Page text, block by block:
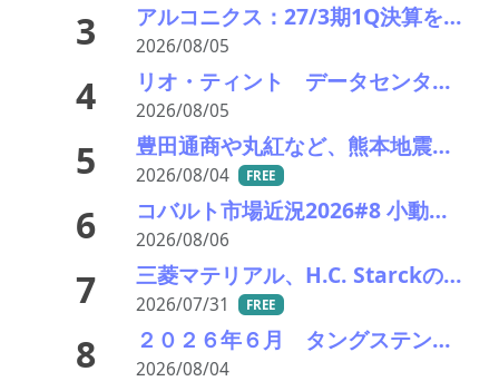
3 アルコニクス：27/3期1Q決算を発表。業績見通し、配当を修正
2026/08/05
4 リオ・ティント データセンターブームにおける自社の優位性を強調 銅やアルミニウム事業の伸び背景に
2026/08/05
5 豊田通商や丸紅など、熊本地震被害に支援・義援金
2026/08/04 FREE
6 コバルト市場近況2026#8 小動き、オフシーズンで薄商い 電池向けはLFPリサイクルが重荷
2026/08/06
7 三菱マテリアル、H.C. Starckのタングステンリサイクル能力増強投資を決定－約5000万ユーロ投資
2026/07/31 FREE
8 ２０２６年６月 タングステンスクラップ輸出入統計分析 中国依存低下続く 価格高止まりで調達多極化進展
2026/08/04